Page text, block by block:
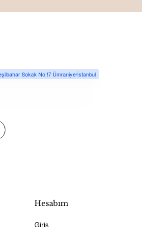
Sokak No:!7 Ümraniye/İstanbul
Hesabım
Giriş